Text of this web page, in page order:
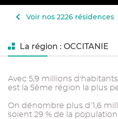
Voir nos 2226 résidences
La région : OCCITANIE
Avec 5,9 millions
est la 5ème région la plus
On dénombre plus d'1,6
soient 29 % de la